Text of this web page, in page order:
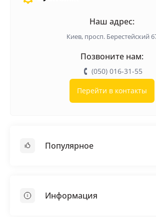
Наш адрес:
Киев, просп. Берестейский
Позвоните нам:
(050) 016-31-55
Перейти в контакты
Популярное
Самовыравнивающая смесь
Информация